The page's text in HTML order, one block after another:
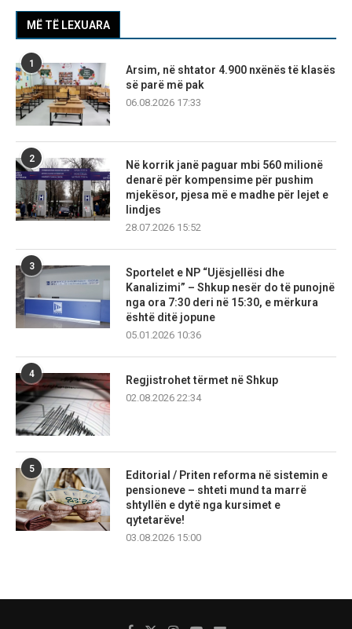
MË TË LEXUARA
1
Arsim, në shtator 4.900 nxënës të klasës
së parë më pak
06.08.2026 17:33
2
Në korrik janë paguar mbi 560 milionë
denarë për kompensime për pushim
mjekësor, pjesa më e madhe për lejet e
lindjes
28.07.2026 15:52
3
Sportelet e NP “Ujësjellësi dhe
Kanalizimi” – Shkup nesër do të punojnë
nga ora 7:30 deri në 15:30, e mërkura
është ditë jopune
05.01.2026 10:36
4
Regjistrohet tërmet në Shkup
02.08.2026 22:34
5
Editorial / Priten reforma në sistemin e
pensioneve – shteti mund ta marrë
shtyllën e dytë nga kursimet e
qytetarëve!
03.08.2026 15:00